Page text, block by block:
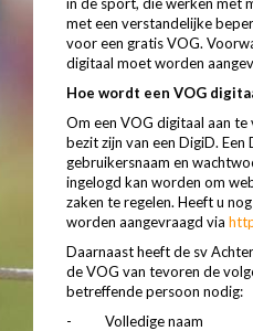
met een verstandelijke
voor een gratis VOG.
digitaal moet worden
Hoe wordt een VOG
Om een VOG digitaal aan
bezit zijn van een DigiD.
gebruikersnaam en
ingelogd kan worden om
zaken te regelen. Heeft u
worden aangevraagd via
Daarnaast heeft de sv
de VOG van tevoren de
betreffende persoon nodig:
- Volledige naam